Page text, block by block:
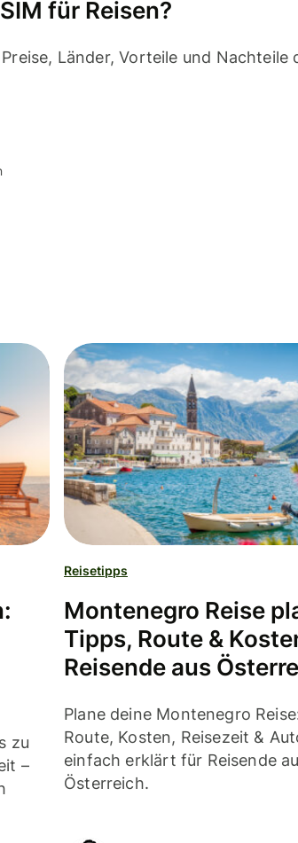
für Reisen?
Länder, Vorteile und Nachteile
zu
–
Reisetipps
Montenegro Reise
Tipps, Route &
Reisende aus
Plane deine Montenegro
Route, Kosten, Reisezeit &
einfach erklärt für Reisende
Österreich.